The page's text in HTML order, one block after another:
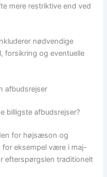
mere restriktive end ved
nødvendige
forsikring og eventuelle
afbudsrejser
billigste afbudsrejser?
for højsæson og
for eksempel være i maj-
efterspørgslen traditionelt